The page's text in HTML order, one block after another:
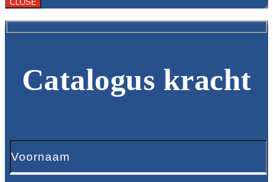
CLOSE
Catalogus kracht